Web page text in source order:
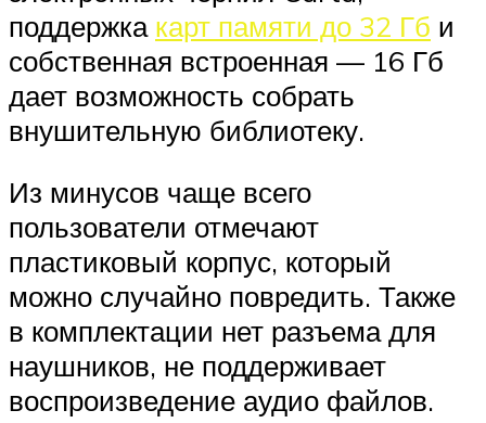
поддержка карт памяти до 32 Гб и
собственная встроенная — 16 Гб
дает возможность собрать
внушительную библиотеку.
Из минусов чаще всего
пользователи отмечают
пластиковый корпус, который
можно случайно повредить. Также
в комплектации нет разъема для
наушников, не поддерживает
воспроизведение аудио файлов.